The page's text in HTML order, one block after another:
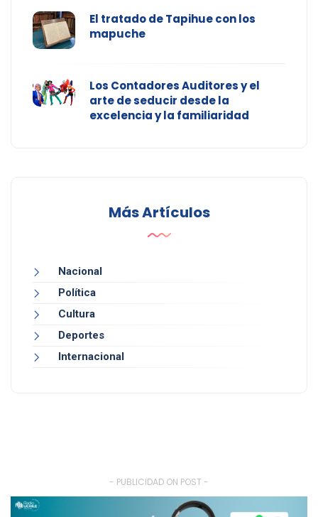
El tratado de Tapihue con los
mapuche
Los Contadores Auditores y el
arte de seducir desde la
excelencia y la familiaridad
Más Artículos
Nacional
Política
Cultura
Deportes
Internacional
- PUBLICIDAD ON POST -